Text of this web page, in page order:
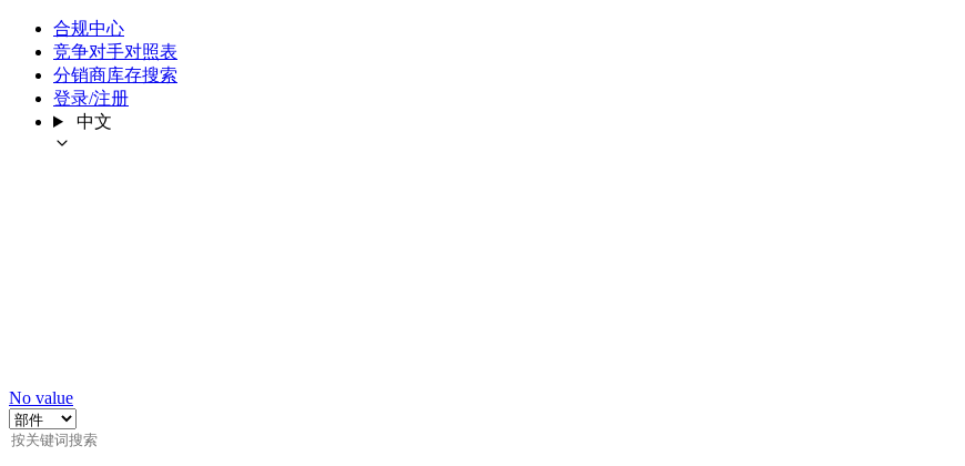
合规中心
竞争对手对照表
分销商库存搜索
登录/注册
中文
No value